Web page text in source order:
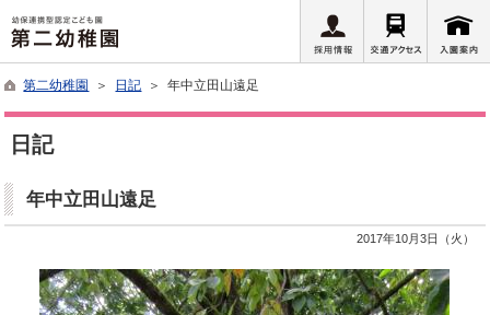
第二幼稚園 ＞ 日記 ＞ 年中立田山遠足
日記
年中立田山遠足
2017年10月3日（火）